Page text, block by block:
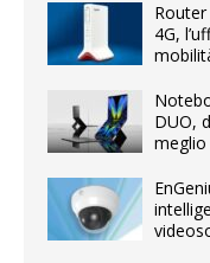
4G,
DUO,
meglio